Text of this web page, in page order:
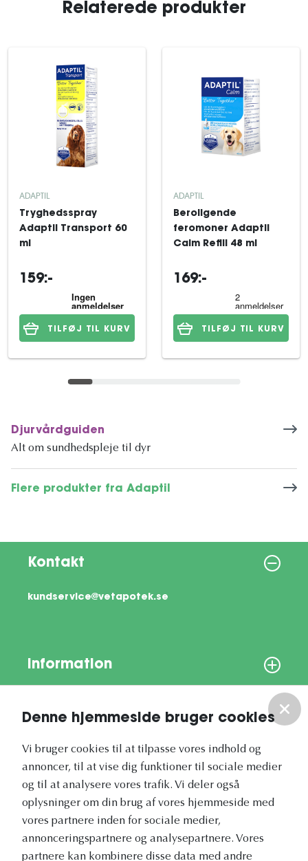
Denne hjemmeside bruger cookies
Vi bruger cookies til at tilpasse vores indhold og
annoncer, til at vise dig funktioner til sociale medier
og til at analysere vores trafik. Vi deler også
oplysninger om din brug af vores hjemmeside med
vores partnere inden for sociale medier,
annonceringspartnere og analysepartnere. Vores
partnere kan kombinere disse data med andre
Relaterede produkter
ADAPTIL
Tryghedsspray
Adaptil Transport 60
ml
159:-
TILFØJ TIL KURV
ADAPTIL
Beroligende
feromoner Adaptil
Calm Refill 48 ml
169:-
TILFØJ TIL KURV
Djurvårdguiden
Alt om sundhedspleje til dyr
Flere produkter fra Adaptil
Kontakt
kundservice@vetapotek.se
Information
Vores nyhedsbrev
Vetapotek.dk er en del af